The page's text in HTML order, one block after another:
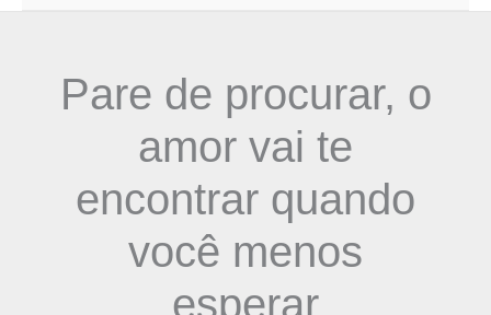
Pare de procurar, o
amor vai te
encontrar quando
você menos
esperar